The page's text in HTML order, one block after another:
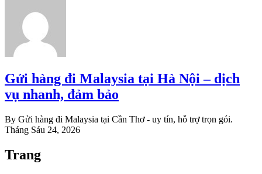
Gửi hàng đi Malaysia tại Hà Nội – dịch
vụ nhanh, đảm bảo
By Gửi hàng đi Malaysia tại Cần Thơ - uy tín, hỗ trợ trọn gói.
Tháng Sáu 24, 2026
Trang